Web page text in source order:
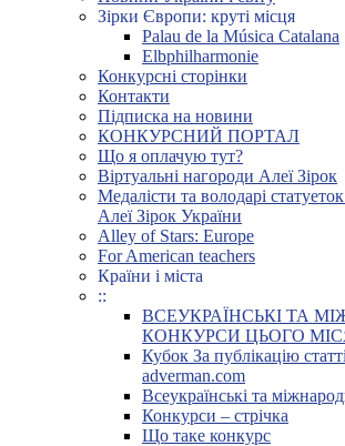
Зірки Європи: круті місця
Palau de la Música Catalana
Elbphilharmonie
Конкурсні сторінки
Контакти
Підписка на новини
КОНКУРСНИЙ ПОРТАЛ
Що я оплачую тут?
Віртуальні нагороди Алеї Зірок
Медалісти та володарі статуеток
Алеї Зірок України
Alley of Stars: Europe
For American teachers
Країни і міста
::
ВСЕУКРАЇНСЬКІ ТА
КОНКУРСИ ЦЬОГО
Кубок За публікацію
adverman.com
Всеукраїнські та
Конкурси – стрічка
Що таке конкурс